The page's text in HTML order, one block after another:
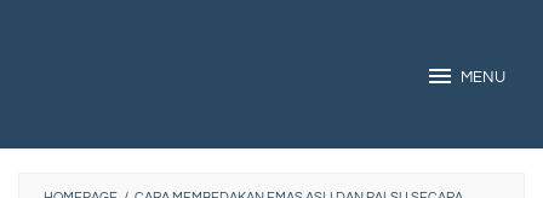
MENU